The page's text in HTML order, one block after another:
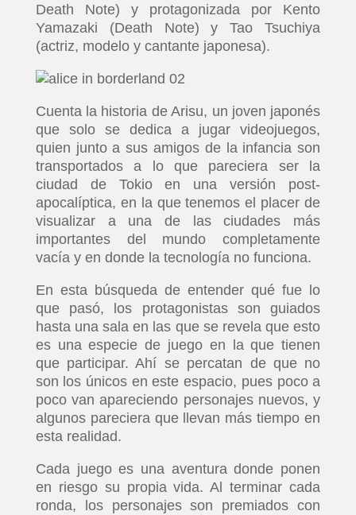
Death Note) y protagonizada por Kento
Yamazaki (Death Note) y Tao Tsuchiya
(actriz, modelo y cantante japonesa).
Cuenta la historia de Arisu, un joven japonés
que solo se dedica a jugar videojuegos,
quien junto a sus amigos de la infancia son
transportados a lo que pareciera ser la
ciudad de Tokio en una versión post-
apocalíptica, en la que tenemos el placer de
visualizar a una de las ciudades más
importantes del mundo completamente
vacía y en donde la tecnología no funciona.
En esta búsqueda de entender qué fue lo
que pasó, los protagonistas son guiados
hasta una sala en las que se revela que esto
es una especie de juego en la que tienen
que participar. Ahí se percatan de que no
son los únicos en este espacio, pues poco a
poco van apareciendo personajes nuevos, y
algunos pareciera que llevan más tiempo en
esta realidad.
Cada juego es una aventura donde ponen
en riesgo su propia vida. Al terminar cada
ronda, los personajes son premiados con